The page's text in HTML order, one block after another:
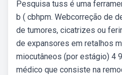
Pesquisa tuss é uma
b ( cbhpm. Webcorreção de
de tumores, cicatrizes ou
de expansores em retalhos
miocutâneos (por estágio) 4
médico que consiste na